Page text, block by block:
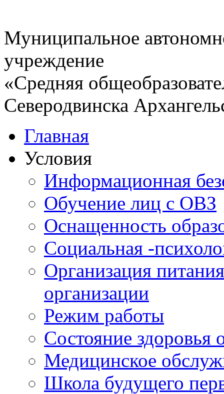
Муниципальное
учреждение
«Средняя
Северодвинска
Главная
Условия
Информационная
Обучение лиц с ОВЗ
Оснащенность
Социальная -
Организация
организации
Режим работы
Состояние
Медицинское
Школа будущего